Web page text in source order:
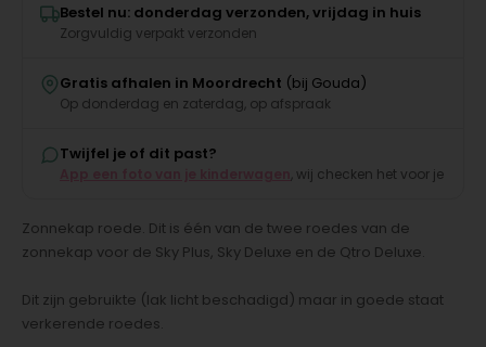
Bestel nu: donderdag verzonden, vrijdag in huis
Zorgvuldig verpakt verzonden
Gratis afhalen in Moordrecht (bij Gouda)
Op donderdag en zaterdag, op afspraak
Twijfel je of dit past?
, wij checken het voor je
Zonnekap roede. Dit is één van de twee roedes van de
zonnekap voor de Sky Plus, Sky Deluxe en de Qtro Deluxe.
Dit zijn gebruikte (lak licht beschadigd) maar in goede staat
verkerende roedes.